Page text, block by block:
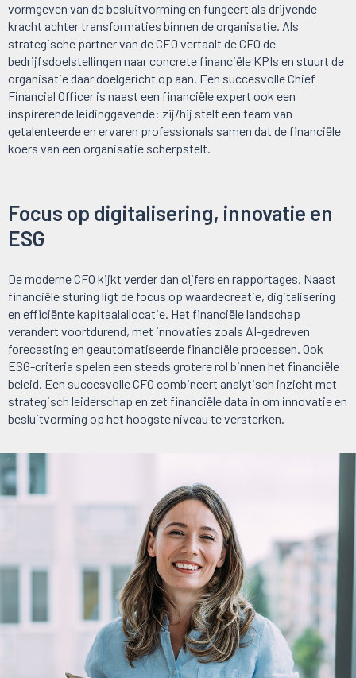
vormgeven van de besluitvorming en fungeert als drijvende
kracht achter transformaties binnen de organisatie. Als
strategische partner van de CEO vertaalt de CFO de
bedrijfsdoelstellingen naar concrete financiële KPIs en stuurt de
organisatie daar doelgericht op aan. Een succesvolle Chief
Financial Officer is naast een financiële expert ook een
inspirerende leidinggevende: zij/hij stelt een team van
getalenteerde en ervaren professionals samen dat de financiële
koers van een organisatie scherpstelt.
Focus op digitalisering, innovatie en
ESG
De moderne CFO kijkt verder dan cijfers en rapportages. Naast
financiële sturing ligt de focus op waardecreatie, digitalisering
en efficiënte kapitaalallocatie. Het financiële landschap
verandert voortdurend, met innovaties zoals AI-gedreven
forecasting en geautomatiseerde financiële processen. Ook
ESG-criteria spelen een steeds grotere rol binnen het financiële
beleid. Een succesvolle CFO combineert analytisch inzicht met
strategisch leiderschap en zet financiële data in om innovatie en
besluitvorming op het hoogste niveau te versterken.